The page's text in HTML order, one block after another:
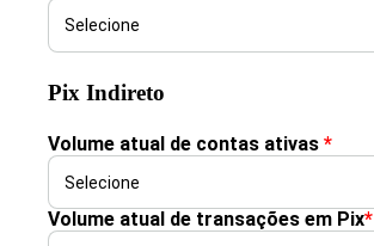
Pix Indireto
Volume atual de contas ativas *
Volume atual de transações em Pix*